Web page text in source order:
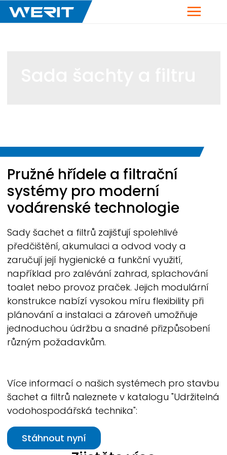
Menu
Breadcrumb
Pružné hřídele a filtrační
systémy pro moderní
vodárenské technologie
Sady šachet a filtrů zajišťují spolehlivé
předčištění, akumulaci a odvod vody a
zaručují její hygienické a funkční využití,
například pro zalévání zahrad, splachování
toalet nebo provoz praček. Jejich modulární
konstrukce nabízí vysokou míru flexibility při
plánování a instalaci a zároveň umožňuje
jednoduchou údržbu a snadné přizpůsobení
různým požadavkům.
Více informací o našich systémech pro stavbu
šachet a filtrů naleznete v katalogu "Udržitelná
vodohospodářská technika":
Stáhnout nyní